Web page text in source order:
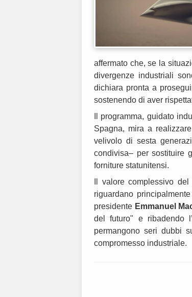
affermato che, se la
divergenze industriali
dichiara pronta a
sostenendo di aver
Il programma, guidato
Spagna, mira a
velivolo di sesta
condivisa– per sostituire
forniture statunitensi.
Il valore complessivo
riguardano
presidente Emmanuel
del futuro" e ribadendo
permangono seri dubbi
compromesso industriale.